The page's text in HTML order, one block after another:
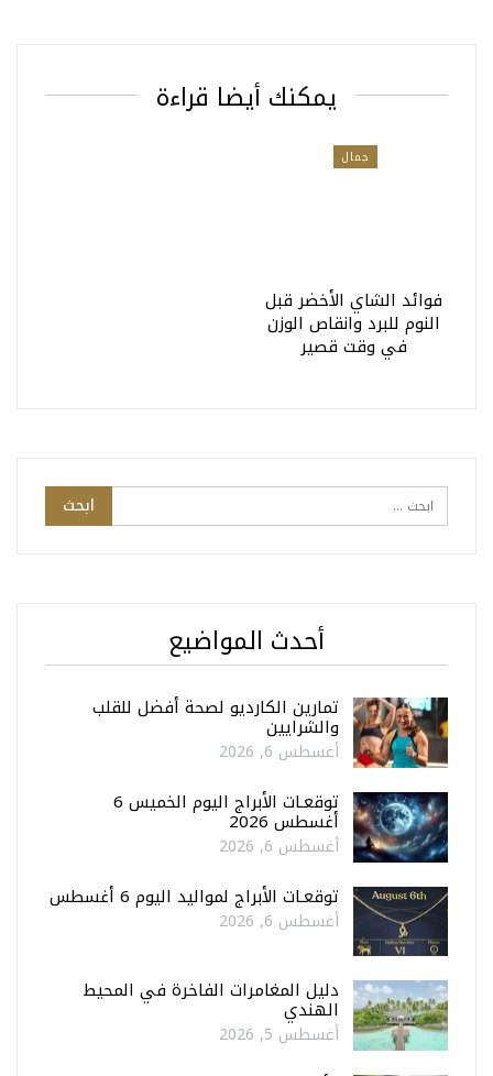
يمكنك أيضا قراءة
جمال
فوائد الشاي الأخضر قبل
النوم للبرد وانقاص الوزن
في وقت قصير
أحدث المواضيع
تمارين الكارديو لصحة أفضل للقلب
والشرايين
أغسطس 6, 2026
توقعـات الأبراج اليوم الخميس 6
أغسطس 2026
أغسطس 6, 2026
توقعـات الأبراج لمواليد اليوم 6 أغسطس
أغسطس 6, 2026
دليل المغامرات الفاخرة في المحيط
الهندي
أغسطس 5, 2026